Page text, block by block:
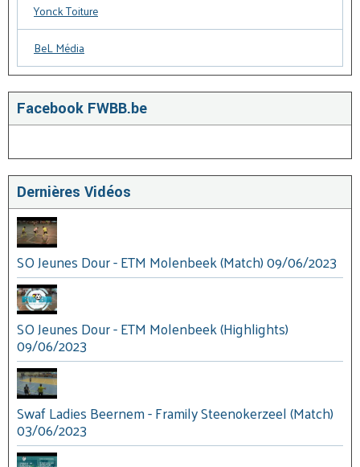
Yonck Toiture
BeL Média
Facebook FWBB.be
Dernières Vidéos
SO Jeunes Dour - ETM Molenbeek (Match) 09/06/2023
SO Jeunes Dour - ETM Molenbeek (Highlights)
09/06/2023
Swaf Ladies Beernem - Framily Steenokerzeel (Match)
03/06/2023